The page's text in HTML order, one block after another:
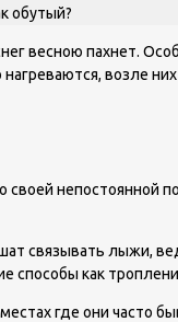
обутый?
весною пахнет.
возле
непостоянной
связывать лыжи,
способы как
где они часто